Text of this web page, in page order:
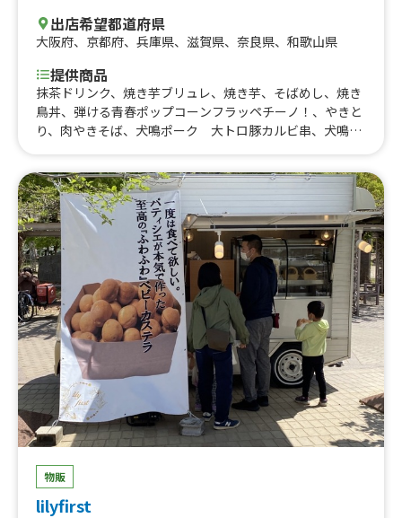
出店希望都道府県
大阪府、 京都府、 兵庫県、 滋賀県、 奈良県、 和歌山県
提供商品
抹茶ドリンク、焼き芋ブリュレ、焼き芋、そばめし、焼き
鳥丼、弾ける青春ポップコーンフラッペチーノ！、やきと
り、肉やきそば、犬鳴ポーク 大トロ豚カルビ串、犬鳴ポ
ト、しゃかしゃかポテト、とろけるタンシュー串、とろけ
る角煮丼、アイスモナカ、肉巻きおにぎり、大阪国際大学
様用メニューチーチキセット(チーズボール2個&韓流チキ
ン3個)、卵が美味しいオムライス、神戸女子大様用メニュ
ー(韓流チキン3個&チーズボール2個&韓国輸入ドリンクV
トーク)、韓流チキン、ホルモン焼き、塩唐揚げサラダ丼、
オムそば、焼きそば、塩唐揚げ弁当、じゃがバター、ドリ
ンク(アルコール含む)、ふわふわかき氷、たこ焼き、肉弁
当、牛串焼き、肉カレーライス、チーズボール、たっぷり
チーズポテトフライ、特製ダレの塩唐揚げ、牛ホルモン塩
焼きそば
物販
lilyfirst